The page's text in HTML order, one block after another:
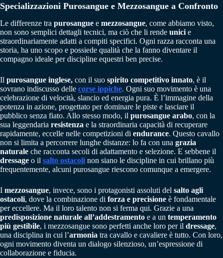
Specializzazioni Purosangue e Mezzosangue a Confronto
Le differenze tra purosangue e mezzosangue, come abbiamo visto,
non sono semplici dettagli tecnici, ma ciò che li rende unici e
straordinariamente adatti a compiti specifici. Ogni razza racconta una
storia, ha uno scopo e possiede qualità che la fanno diventare il
compagno ideale per discipline equestri ben precise.
Il purosangue inglese, con il suo spirito competitivo innato, è il
sovrano indiscusso delle corse ippiche. Ogni suo movimento è una
celebrazione di velocità, slancio ed energia pura. È l’immagine della
potenza in azione, progettato per dominare le piste e lasciare il
pubblico senza fiato. Allo stesso modo, il purosangue arabo, con la
sua leggendaria resistenza e la straordinaria capacità di recuperare
rapidamente, eccelle nelle competizioni di endurance. Questo cavallo
non si limita a percorrere lunghe distanze: lo fa con una grazia
naturale che racconta secoli di adattamento e selezione. E sebbene il
dressage o il salto ostacoli non siano le discipline in cui brillano più
frequentemente, alcuni purosangue riescono comunque a emergere.
I mezzosangue, invece, sono i protagonisti assoluti del salto agli
ostacoli, dove la combinazione di forza e precisione è fondamentale
per eccellere. Ma il loro talento non si ferma qui. Grazie a una
predisposizione naturale all’addestramento e a un temperamento
più gestibile, i mezzosangue sono perfetti anche loro per il dressage,
una disciplina in cui l’armonia tra cavallo e cavaliere è tutto. Con loro,
ogni movimento diventa un dialogo silenzioso, un’espressione di
collaborazione e fiducia.